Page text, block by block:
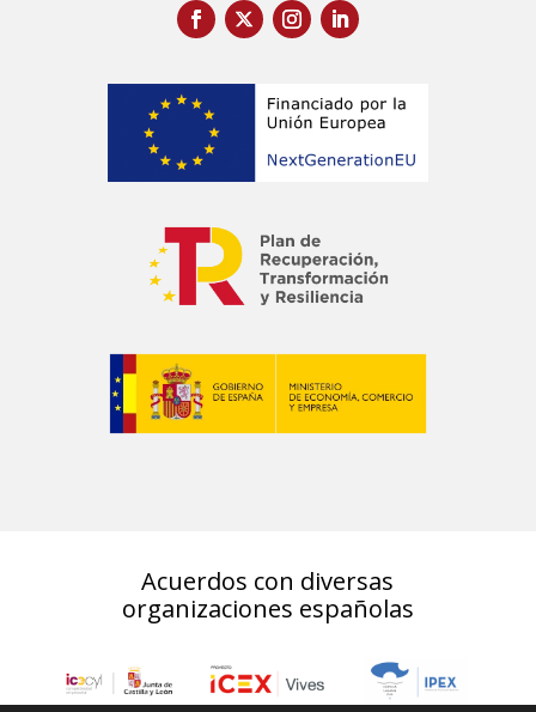
Acuerdos con diversas
organizaciones españolas